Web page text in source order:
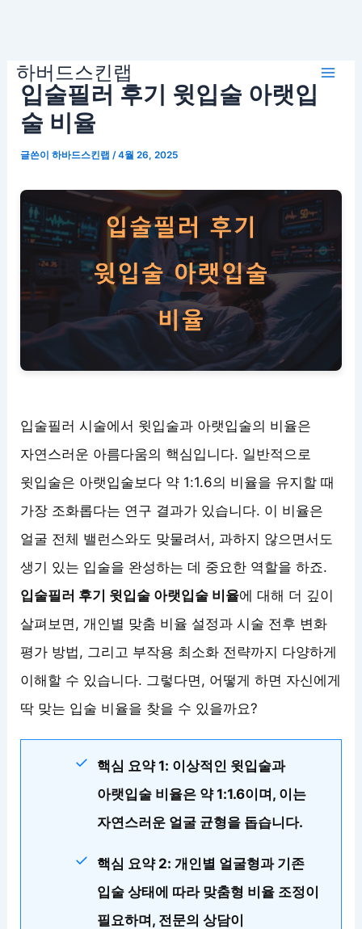
하버드스킨랩
입술필러 후기 윗입술 아랫입
술 비율
글쓴이하바드스킨랩/4월 26, 2025
입술필러 시술에서 윗입술과 아랫입술의 비율은
자연스러운 아름다움의 핵심입니다. 일반적으로
윗입술은 아랫입술보다 약 1:1.6의 비율을 유지할 때
가장 조화롭다는 연구 결과가 있습니다. 이 비율은
얼굴 전체 밸런스와도 맞물려서, 과하지 않으면서도
생기 있는 입술을 완성하는 데 중요한 역할을 하죠.
입술필러 후기 윗입술 아랫입술 비율에 대해 더 깊이
살펴보면, 개인별 맞춤 비율 설정과 시술 전후 변화
평가 방법, 그리고 부작용 최소화 전략까지 다양하게
이해할 수 있습니다. 그렇다면, 어떻게 하면 자신에게
딱 맞는 입술 비율을 찾을 수 있을까요?
핵심 요약 1: 이상적인 윗입술과
아랫입술 비율은 약 1:1.6이며, 이는
자연스러운 얼굴 균형을 돕습니다.
핵심 요약 2: 개인별 얼굴형과 기존
입술 상태에 따라 맞춤형 비율 조정이
필요하며, 전문의 상담이